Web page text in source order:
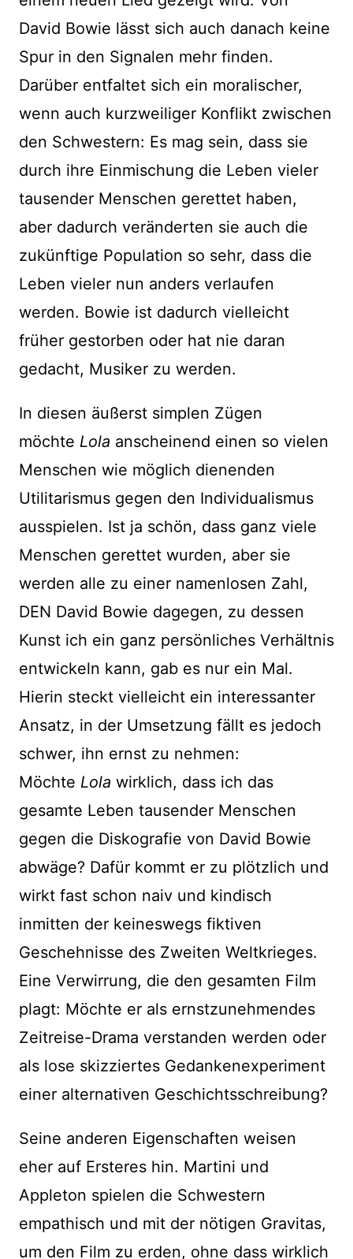
David Bowie lässt sich auch danach keine
Spur in den Signalen mehr finden.
Darüber entfaltet sich ein moralischer,
wenn auch kurzweiliger Konflikt zwischen
den Schwestern: Es mag sein, dass sie
durch ihre Einmischung die Leben vieler
tausender Menschen gerettet haben,
aber dadurch veränderten sie auch die
zukünftige Population so sehr, dass die
Leben vieler nun anders verlaufen
werden. Bowie ist dadurch vielleicht
früher gestorben oder hat nie daran
gedacht, Musiker zu werden.
In diesen äußerst simplen Zügen
möchte Lola anscheinend einen so vielen
Menschen wie möglich dienenden
Utilitarismus gegen den Individualismus
ausspielen. Ist ja schön, dass ganz viele
Menschen gerettet wurden, aber sie
werden alle zu einer namenlosen Zahl,
DEN David Bowie dagegen, zu dessen
Kunst ich ein ganz persönliches Verhältnis
entwickeln kann, gab es nur ein Mal.
Hierin steckt vielleicht ein interessanter
Ansatz, in der Umsetzung fällt es jedoch
schwer, ihn ernst zu nehmen:
Möchte Lola wirklich, dass ich das
gesamte Leben tausender Menschen
gegen die Diskografie von David Bowie
abwäge? Dafür kommt er zu plötzlich und
wirkt fast schon naiv und kindisch
inmitten der keineswegs fiktiven
Geschehnisse des Zweiten Weltkrieges.
Eine Verwirrung, die den gesamten Film
plagt: Möchte er als ernstzunehmendes
Zeitreise-Drama verstanden werden oder
als lose skizziertes Gedankenexperiment
einer alternativen Geschichtsschreibung?
Seine anderen Eigenschaften weisen
eher auf Ersteres hin. Martini und
Appleton spielen die Schwestern
empathisch und mit der nötigen Gravitas,
um den Film zu erden, ohne dass wirklich